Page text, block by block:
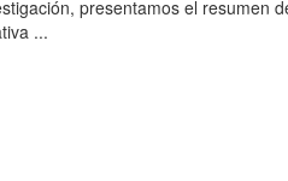
presentamos el resumen
...